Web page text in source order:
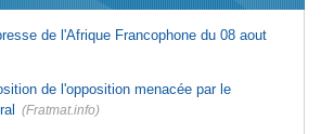
de
appel
partiel et
la finale
Afrique:Côte d'Ivoire - Algérie, un
Sénégal bat la Tunisie et prend le
quart
Tunisie:
de l'Afrique Francophone du 08 aout
de l'opposition menacée par le
(Fratmat.info)